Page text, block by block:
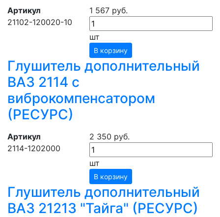
Артикул
21102-120020-10
1 567 руб.
шт
В корзину
Глушитель дополнительный
ВАЗ 2114 с
виброкомпенсатором
(РЕСУРС)
Артикул
2114-1202000
2 350 руб.
шт
В корзину
Глушитель дополнительный
ВАЗ 21213 "Тайга" (РЕСУРС)